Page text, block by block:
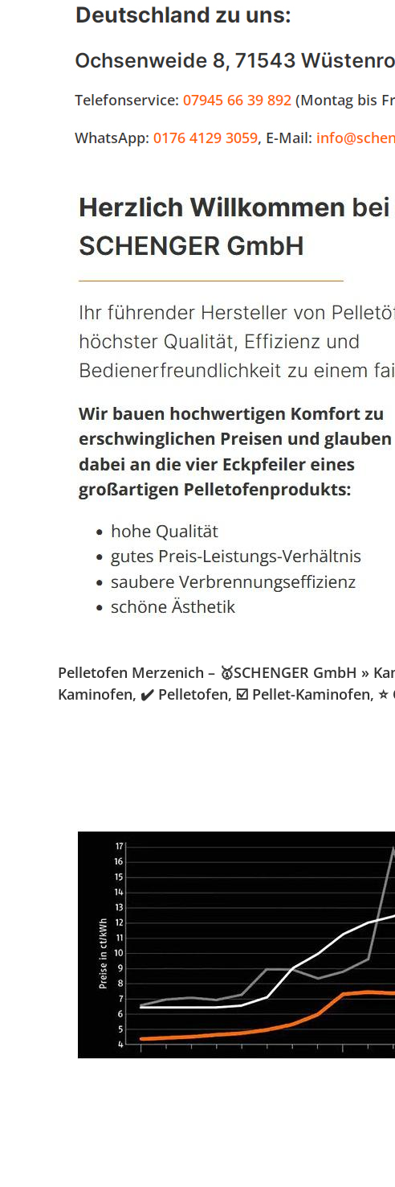
Pelletofen Merzenich – 🥇SCHENGER GmbH »
Kaminofen, ✔️ Pelletofen, ☑️ Pellet-Kaminofen,